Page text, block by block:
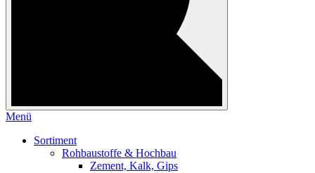
Menü
Sortiment
Rohbaustoffe & Hochbau
Zement, Kalk, Gips